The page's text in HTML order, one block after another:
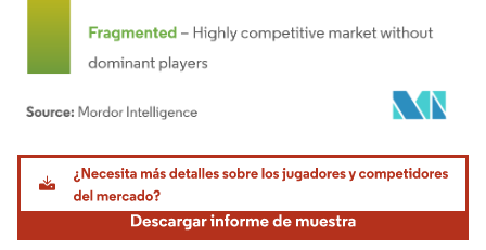
Imagen © Mordor Intelligence. El uso requiere atribución según CC BY 4.0.